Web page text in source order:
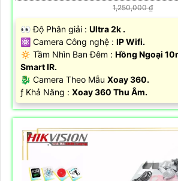
1,250,000 ₫
️👀 Độ Phân giải : Ultra 2k .
⚛️ Camera Công nghệ : IP Wifi.
🔅 Tầm Nhìn Ban Đêm : Hồng Ngoại
Smart IR.
🐉️ Camera Theo Mẫu Xoay 360.
️ƒ Khả Năng : Xoay 360 Thu Âm.